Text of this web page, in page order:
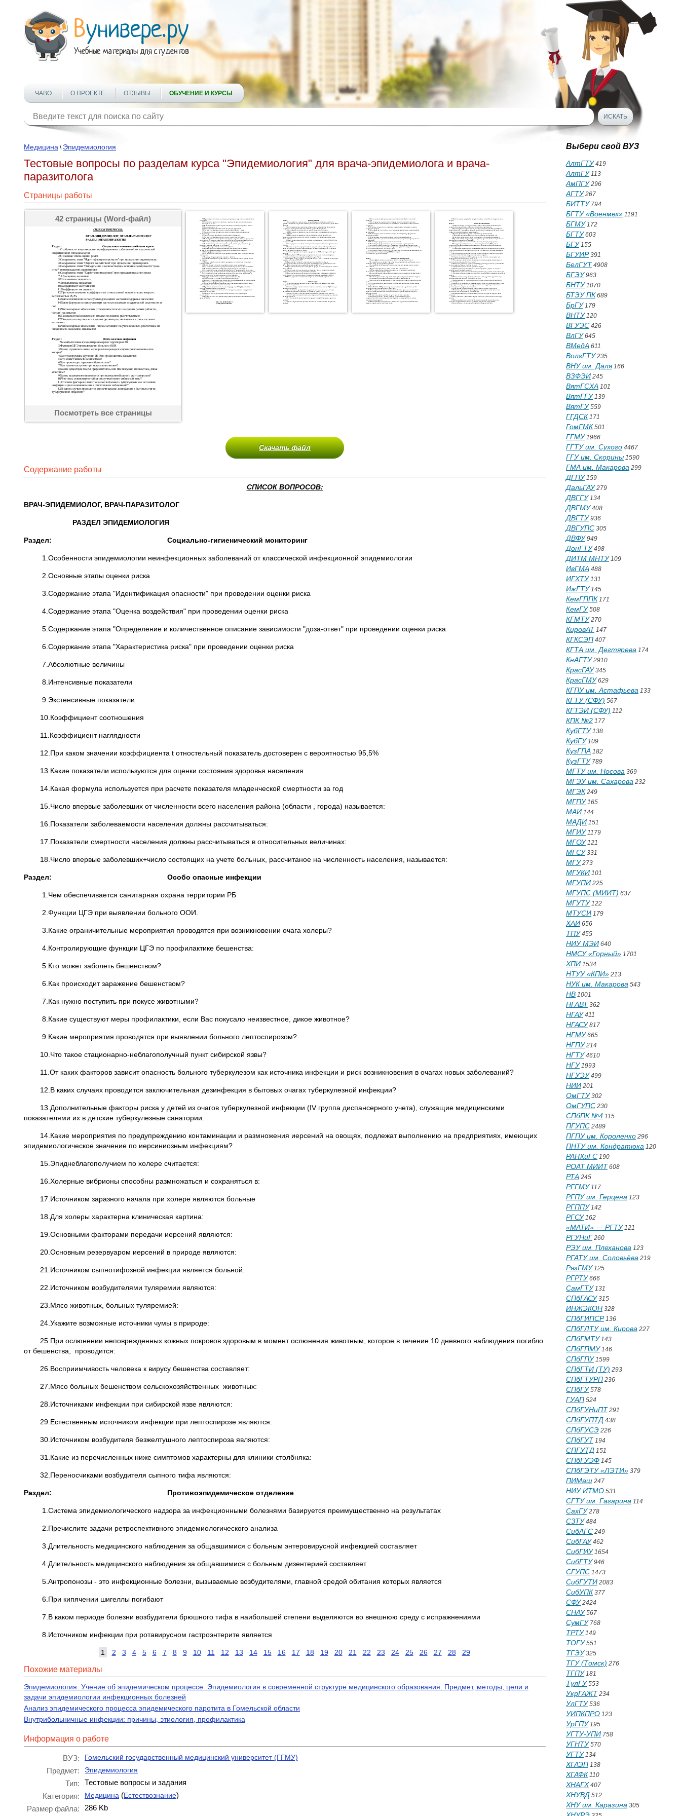
ЧАВО О ПРОЕКТЕ ОТЗЫВЫ ОБУЧЕНИЕ И КУРСЫ
Медицина \ Эпидемиология
Тестовые вопросы по разделам курса "Эпидемиология" для врача-эпидемиолога и врача-
паразитолога
Страницы работы
42 страницы (Word-файл)
Посмотреть все страницы
Скачать файл
Содержание работы
СПИСОК ВОПРОСОВ:
ВРАЧ-ЭПИДЕМИОЛОГ, ВРАЧ-ПАРАЗИТОЛОГ
РАЗДЕЛ ЭПИДЕМИОЛОГИЯ
Раздел: Социально-гигиенический мониторинг
1.Особенности эпидемиологии неинфекционных заболеваний от классической инфекционной эпидемиологии
2.Основные этапы оценки риска
3.Содержание этапа "Идентификация опасности" при проведении оценки риска
4.Содержание этапа "Оценка воздействия" при проведении оценки риска
5.Содержание этапа "Определение и количественное описание зависимости "доза-ответ" при проведении оценки риска
6.Содержание этапа "Характеристика риска" при проведении оценки риска
7.Абсолютные величины
8.Интенсивные показатели
9.Экстенсивные показатели
10.Коэффициент соотношения
11.Коэффициент наглядности
12.При каком значении коэффициента t отностельный показатель достоверен с вероятностью 95,5%
13.Какие показатели используются для оценки состояния здоровья населения
14.Какая формула используется при расчете показателя младенческой смертности за год
15.Число впервые заболевших от численности всего населения района (области , города) называется:
16.Показатели заболеваемости населения должны рассчитываться:
17.Показатели смертности населения должны рассчитываться в относительных величинах:
18.Число впервые заболевших+число состоящих на учете больных, рассчитаное на численность населения, называется:
Раздел: Особо опасные инфекции
1.Чем обеспечивается санитарная охрана территории РБ
2.Функции ЦГЭ при выявлении больного ООИ.
3.Какие ограничительные мероприятия проводятся при возникновении очага холеры?
4.Контролирующие функции ЦГЭ по профилактике бешенства:
5.Кто может заболеть бешенством?
6.Как происходит заражение бешенством?
7.Как нужно поступить при покусе животными?
8.Какие существуют меры профилактики, если Вас покусало неизвестное, дикое животное?
9.Какие мероприятия проводятся при выявлении больного лептоспирозом?
10.Что такое стационарно-неблагополучный пункт сибирской язвы?
11.От каких факторов зависит опасность больного туберкулезом как источника инфекции и риск возникновения в очагах новых заболеваний?
12.В каких случаях проводится заключительная дезинфекция в бытовых очагах туберкулезной инфекции?
13.Дополнительные факторы риска у детей из очагов туберкулезной инфекции (IV группа диспансерного учета), служащие медицинскими
показателями их в детские туберкулезные санатории:
14.Какие мероприятия по предупреждению контаминации и размножения иерсений на овощях, подлежат выполнению на предприятиях, имеющих
эпидемиологическое значение по иерсиниозным инфекциям?
15.Эпиднеблагополучием по холере считается:
16.Холерные вибрионы способны размножаться и сохраняться в:
17.Источником заразного начала при холере являются больные
18.Для холеры характерна клиническая картина:
19.Основными факторами передачи иерсений являются:
20.Основным резервуаром иерсений в природе являются:
21.Источником сыпнотифозной инфекции является больной:
22.Источником возбудителями туляремии являются:
23.Мясо животных, больных туляремией:
24.Укажите возможные источники чумы в природе:
25.При ослюнении неповрежденных кожных покровов здоровым в момент ослюнения животным, которое в течение 10 дневного наблюдения погибло
от бешенства, проводится:
26.Восприимчивость человека к вирусу бешенства составляет:
27.Мясо больных бешенством сельскохозяйственных животных:
28.Источниками инфекции при сибирской язве являются:
29.Естественным источником инфекции при лептоспирозе являются:
30.Источником возбудителя безжелтушного лептоспироза являются:
31.Какие из перечисленных ниже симптомов характерны для клиники столбняка:
32.Переносчиками возбудителя сыпного тифа являются:
Раздел: Противоэпидемическое отделение
1.Система эпидемиологического надзора за инфекционными болезнями базируется преимущественно на результатах
2.Пречислите задачи ретроспективного эпидемиологического анализа
3.Длительность медицинского наблюдения за общавшимися с больным энтеровирусной инфекцией составляет
4.Длительность медицинского наблюдения за общавшимися с больным дизентерией составляет
5.Антропонозы - это инфекционные болезни, вызываемые возбудителями, главной средой обитания которых является
6.При кипячении шигеллы погибают
7.В каком периоде болезни возбудители брюшного тифа в наибольшей степени выделяются во внешнюю среду с испражнениями
8.Источником инфекции при ротавирусном гастроэнтерите является
1 2 3 4 5 6 7 8 9 10 11 12 13 14 15 16 17 18 19 20 21 22 23 24 25 26 27 28 29
Похожие материалы
Эпидемиология. Учение об эпидемическом процессе. Эпидемиология в современной структуре медицинского образования. Предмет, методы, цели и
задачи эпидемиологии инфекционных болезней
Анализ эпидемического процесса эпидемического паротита в Гомельской области
Внутрибольничные инфекции: причины, этиология, профилактика
Информация о работе
ВУЗ: Гомельский государственный медицинский университет (ГГМУ)
Предмет: Эпидемиология
Тип:
Тестовые вопросы и задания
Категория:
Медицина (Естествознание)
Размер файла:
286 Kb
Выбери свой ВУЗ
АлтГТУ419
АлтГУ113
АмПГУ296
АГТУ267
БИТТУ794
БГТУ «Военмех» 1191
БГМУ172
БГТУ603
БГУ155
БГУИР391
БелГУТ 4908
БГЭУ963
БНТУ1070
БТЭУ ПК 689
БрГУ179
ВНТУ120
ВГУЭС 426
ВлГУ645
ВМедА 611
ВолгГТУ235
ВНУ им. Даля166
ВЗФЭИ 245
ВятГСХА 101
ВятГГУ139
ВятГУ559
ГГДСК 171
ГомГМК 501
ГГМУ1966
ГГТУ им. Сухого 4467
ГГУ им. Скорины 1590
ГМА им. Макарова 299
ДГПУ159
ДальГАУ279
ДВГГУ134
ДВГМУ408
ДВГТУ936
ДВГУПС 305
ДВФУ949
ДонГТУ498
ДИТМ МНТУ109
ИвГМА 488
ИГХТУ131
ИжГТУ145
КемГППК 171
КемГУ508
КГМТУ270
КировАТ 147
КГКСЭП 407
КГТА им. Дегтярева 174
КнАГТУ2910
КрасГАУ345
КрасГМУ629
КГПУ им. Астафьева 133
КГТУ (СФУ) 567
КГТЭИ (СФУ) 112
КПК №2 177
КубГТУ138
КубГУ109
КузГПА 182
КузГТУ789
МГТУ им. Носова 369
МГЭУ им. Сахарова 232
МГЭК 249
МГПУ165
МАИ 144
МАДИ 151
МГИУ1179
МГОУ121
МГСУ331
МГУ273
МГУКИ 101
МГУПИ 225
МГУПС (МИИТ) 637
МГУТУ122
МТУСИ 179
ХАИ 656
ТПУ455
НИУ МЭИ 640
НМСУ «Горный» 1701
ХПИ 1534
НТУУ «КПИ» 213
НУК им. Макарова 543
НВ 1001
НГАВТ 362
НГАУ411
НГАСУ817
НГМУ665
НГПУ214
НГТУ4610
НГУ1993
НГУЭУ499
НИИ 201
ОмГТУ302
ОмГУПС 230
СПбПК №4 115
ПГУПС 2489
ПГПУ им. Короленко 296
ПНТУ им. Кондратюка 120
РАНХиГС 190
РОАТ МИИТ 608
РТА 245
РГГМУ117
РГПУ им. Герцена 123
РГППУ142
РГСУ162
«МАТИ» — РГТУ121
РГУНиГ 260
РЭУ им. Плеханова 123
РГАТУ им. Соловьёва 219
РязГМУ125
РГРТУ666
СамГТУ131
СПбГАСУ315
ИНЖЭКОН 328
СПбГИПСР136
СПбГЛТУ им. Кирова 227
СПбГМТУ143
СПбГПМУ146
СПбГПУ1599
СПбГТИ (ТУ) 293
СПбГТУРП 236
СПбГУ578
ГУАП 524
СПбГУНиПТ 291
СПбГУПТД 438
СПбГУСЭ 226
СПбГУТ 194
СПГУТД 151
СПбГУЭФ 145
СПбГЭТУ «ЛЭТИ» 379
ПИМаш 247
НИУ ИТМО 531
СГТУ им. Гагарина 114
СахГУ278
СЗТУ484
СибАГС 249
СибГАУ462
СибГИУ1654
СибГТУ946
СГУПС 1473
СибГУТИ 2083
СибУПК 377
СФУ2424
СНАУ567
СумГУ768
ТРТУ149
ТОГУ551
ТГЭУ325
ТГУ (Томск) 276
ТГПУ181
ТулГУ553
УкрГАЖТ 234
УлГТУ536
УИПКПРО 123
УрГПУ195
УГТУ-УПИ 758
УГНТУ570
УГТУ134
ХГАЭП 138
ХГАФК 110
ХНАГХ 407
ХНУВД 512
ХНУ им. Каразина 305